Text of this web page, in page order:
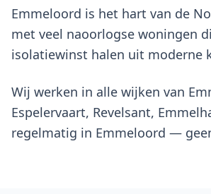
Emmeloord is het hart van de
met veel naoorlogse woningen
isolatiewinst halen uit moderne
Wij werken in alle wijken van
Espelervaart, Revelsant,
regelmatig in Emmeloord —